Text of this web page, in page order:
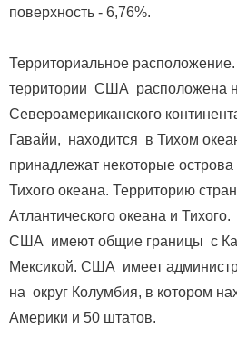
поверхность - 6,76%.
Территориальное
территории США расположена
Североамериканского
Гавайи, находится в Тихом
принадлежат некоторые
Тихого океана. Территорию
Атлантического океана и
США имеют общие границы с
Мексикой. США имеет
на округ Колумбия, в котором
Америки и 50 штатов.